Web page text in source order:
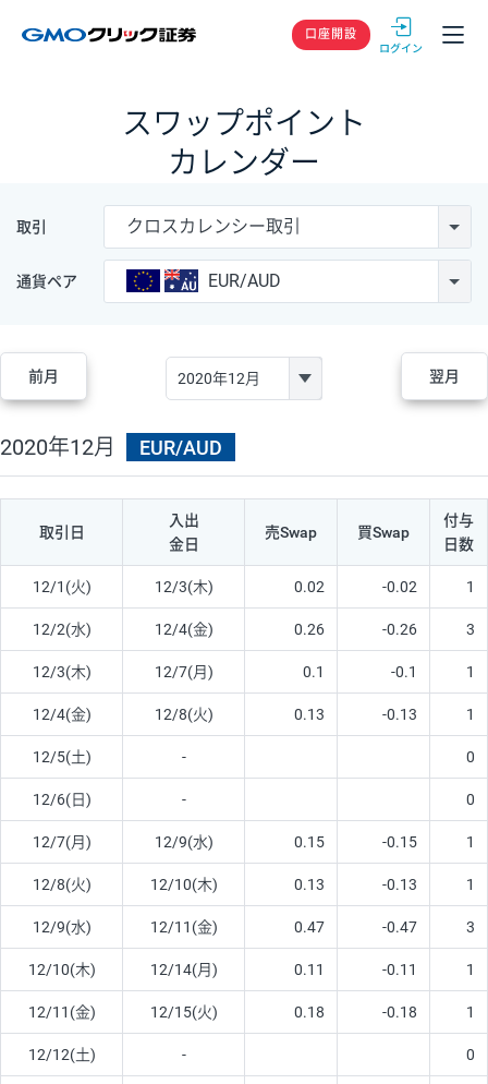
GMOクリック
口座開設
スワップポイント
カレンダー
取引 クロスカレンシー取引
通貨ペア EUR/AUD
前月 翌月
2020年12月 EUR/AUD
取引日
入出
金日
売Swap 買Swap
付与
日数
12/1(火) 12/3(木) 0.02 -0.02 1
12/2(水) 12/4(金) 0.26 -0.26 3
12/3(木) 12/7(月) 0.1 -0.1 1
12/4(金) 12/8(火) 0.13 -0.13 1
12/5(土) - 0
12/6(日) - 0
12/7(月) 12/9(水) 0.15 -0.15 1
12/8(火) 12/10(木) 0.13 -0.13 1
12/9(水) 12/11(金) 0.47 -0.47 3
12/10(木) 12/14(月) 0.11 -0.11 1
12/11(金) 12/15(火) 0.18 -0.18 1
12/12(土) - 0